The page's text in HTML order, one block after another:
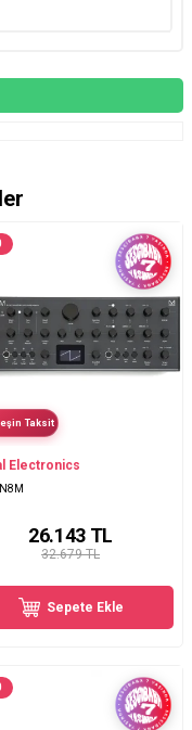
Taksit
Electronics
32.679 TL
26.143TL
Sepete Ekle